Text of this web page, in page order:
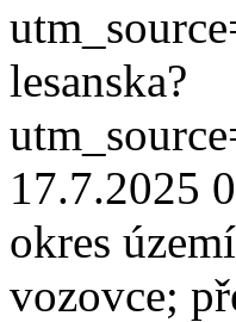
lesanska?
17.7.2025
okres
vozovce;